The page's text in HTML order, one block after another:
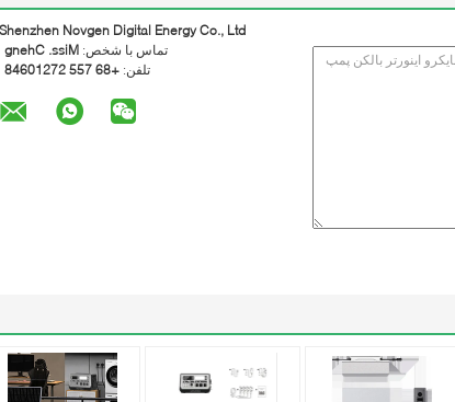
Shenzhen Novgen Digital Energy Co., Ltd
تماس با شخص: Miss. Cheng
تلفن: +86 755 27210648